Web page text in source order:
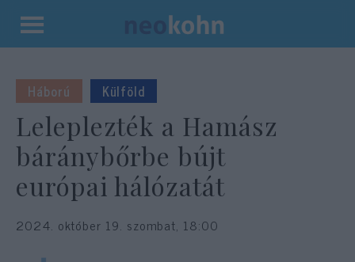
Kilépés
tartalomba
Háború Külföld
Leleplezték a Hamász
báránybőrbe bújt
európai hálózatát
2024. október 19. szombat, 18:00